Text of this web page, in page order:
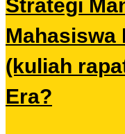
Strategi
Mahasiswa
(kuliah
Era?